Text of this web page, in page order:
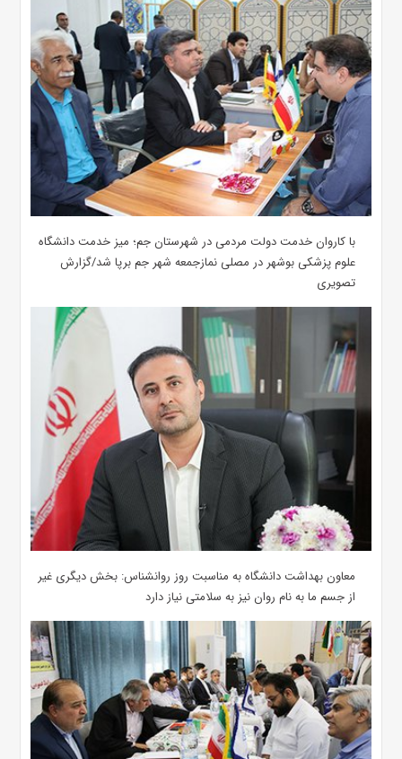
با کاروان خدمت دولت مردمی در شهرستان جم؛ میز خدمت دانشگاه
علوم پزشکی بوشهر در مصلی نمازجمعه شهر جم برپا شد/گزارش
تصویری
معاون بهداشت دانشگاه به مناسبت روز روانشناس: بخش دیگری غیر
از جسم ما به نام روان نیز به سلامتی نیاز دارد